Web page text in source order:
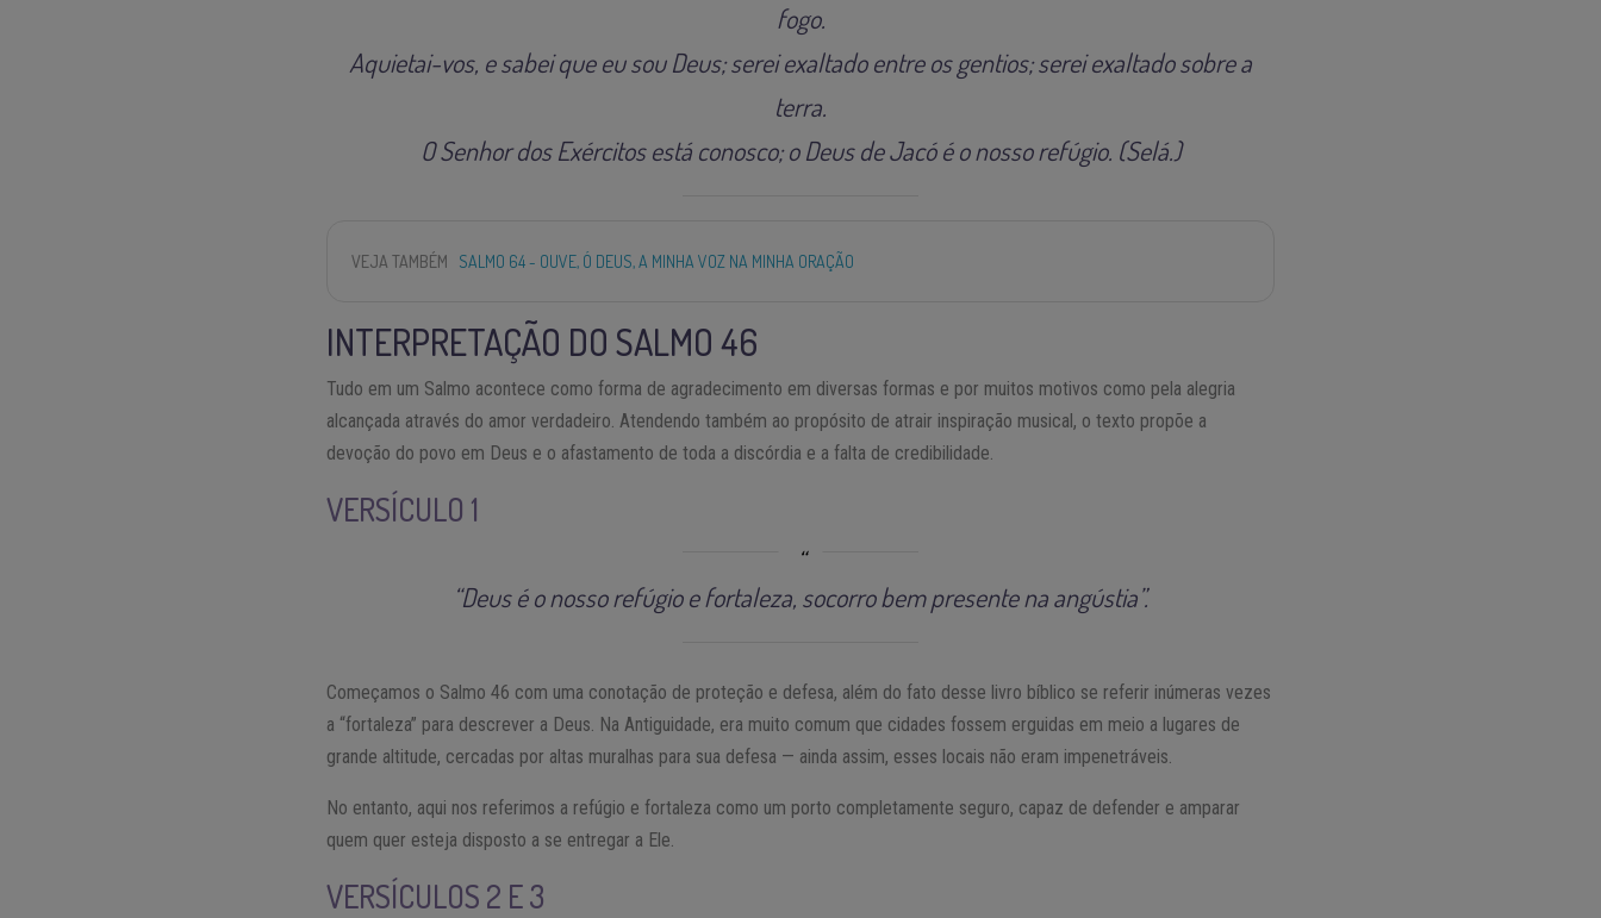
fogo.
Aquietai-vos, e sabei que eu sou Deus; serei exaltado entre os gentios; serei exaltado sobre a
terra.
O Senhor dos Exércitos está conosco; o Deus de Jacó é o nosso refúgio. (Selá.)
VEJA TAMBÉM SALMO 64 - OUVE, Ó DEUS, A MINHA VOZ NA MINHA ORAÇÃO
INTERPRETAÇÃO DO SALMO 46
Tudo em um Salmo acontece como forma de agradecimento em diversas formas e por muitos motivos como pela alegria
alcançada através do amor verdadeiro. Atendendo também ao propósito de atrair inspiração musical, o texto propõe a
devoção do povo em Deus e o afastamento de toda a discórdia e a falta de credibilidade.
VERSÍCULO 1
“Deus é o nosso refúgio e fortaleza, socorro bem presente na angústia”.
Começamos o Salmo 46 com uma conotação de proteção e defesa, além do fato desse livro bíblico se referir inúmeras vezes
a “fortaleza” para descrever a Deus. Na Antiguidade, era muito comum que cidades fossem erguidas em meio a lugares de
grande altitude, cercadas por altas muralhas para sua defesa — ainda assim, esses locais não eram impenetráveis.
No entanto, aqui nos referimos a refúgio e fortaleza como um porto completamente seguro, capaz de defender e amparar
quem quer esteja disposto a se entregar a Ele.
VERSÍCULOS 2 E 3